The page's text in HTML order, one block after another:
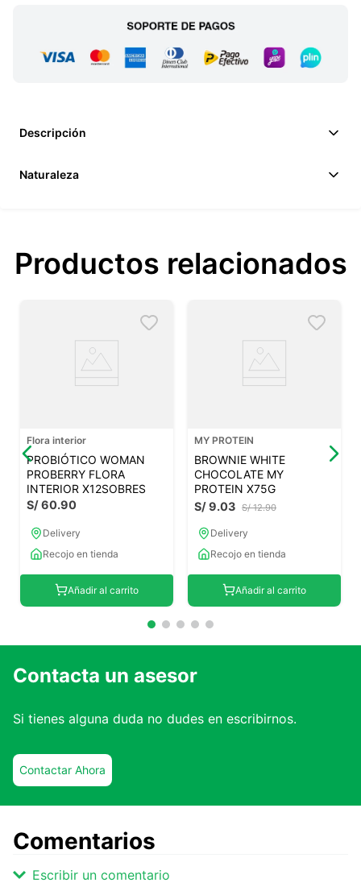
Descripción
Naturaleza
Productos relacionados
Flora interior
PROBIÓTICO WOMAN
PROBERRY FLORA
INTERIOR X12SOBRES
S/60.90
Delivery
Recojo en tienda
Añadir al carrito
MY PROTEIN
BROWNIE WHITE
CHOCOLATE MY
PROTEIN X75G
S/ 12.90
S/9.03
Delivery
Recojo en tienda
Añadir al carrito
Contacta un asesor
Si tienes alguna duda no dudes en escribirnos.
Contactar Ahora
Comentarios
Escribir un comentario